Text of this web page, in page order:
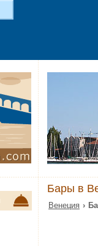
Бары в
Венеция ›